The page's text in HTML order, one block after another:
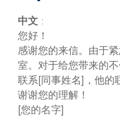
中文 :
您好！
感谢您的来信。由于
室。对于给您带来的
联系[同事姓名]，他的
谢谢您的理解！
[您的名字]